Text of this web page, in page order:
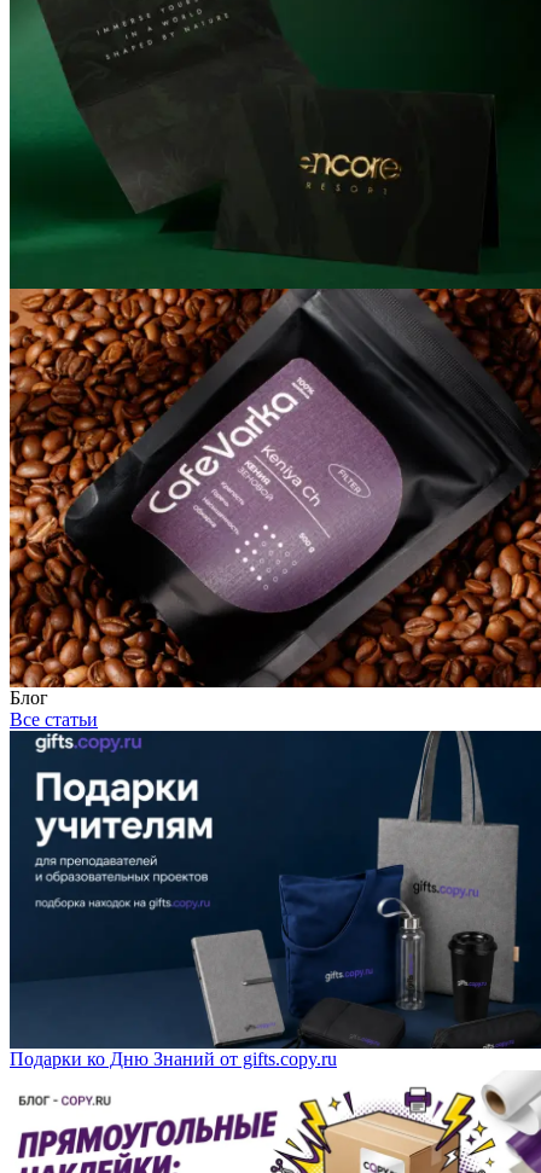
Блог
Все статьи
Подарки ко Дню Знаний от gifts.copy.ru